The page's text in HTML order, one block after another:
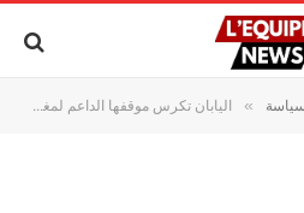
سياسة » اليابان تكرس موقفها الداعم لمغربية الصحراء وتتبنى الحكم الذاتي كحل جاد وواقعي